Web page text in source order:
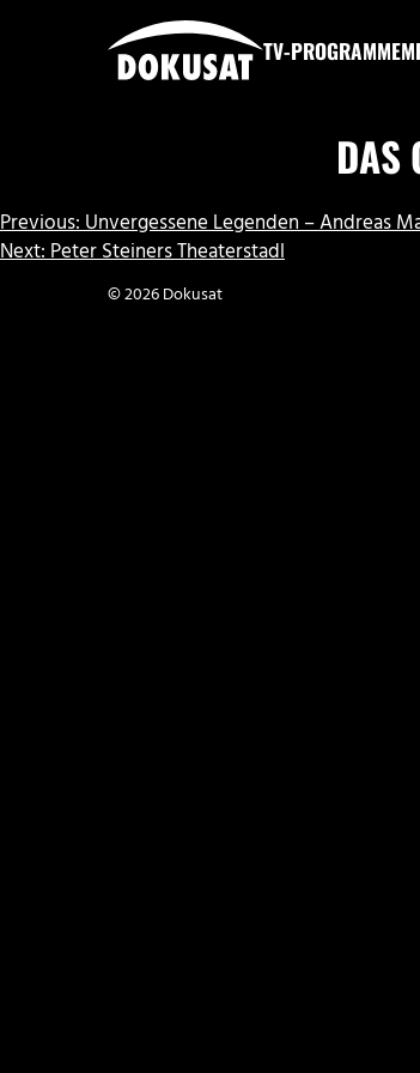
TV-PROGRAMM
DAS
BEITRAGSNAVIGATION
Previous:Unvergessene Legenden – Andreas
Next:Peter Steiners Theaterstadl
© 2026 Dokusat